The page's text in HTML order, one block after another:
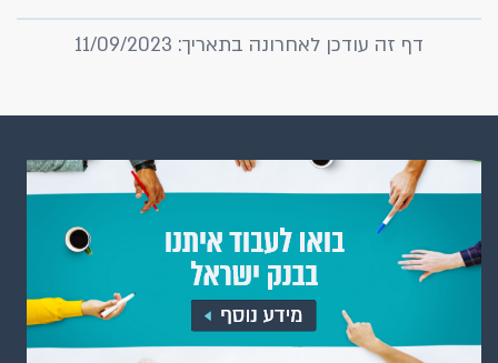
דף זה עודכן לאחרונה בתאריך: 11/09/2023